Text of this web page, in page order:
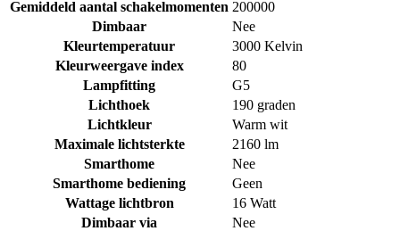
Gemiddeld aantal schakelmomenten 200000
Dimbaar
Nee
Kleurtemperatuur
3000 Kelvin
Kleurweergave index
80
Lampfitting
G5
Lichthoek
190 graden
Lichtkleur
Warm wit
Maximale lichtsterkte
2160 lm
Smarthome
Nee
Smarthome bediening
Geen
Wattage lichtbron
16 Watt
Dimbaar via
Nee